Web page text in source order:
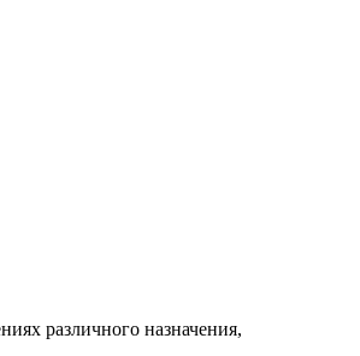
различного назначения,